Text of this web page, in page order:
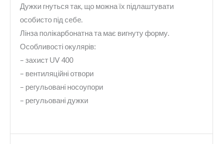
Дужки гнуться так, що можна їх підлаштувати
особисто під себе.
Лінза полікарбонатна та має вигнуту форму.
Особливості окулярів:
– захист UV 400
– вентиляційні отвори
– регульовані носоупори
– регульовані дужки